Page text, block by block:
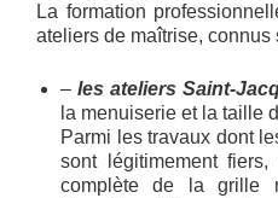
La formation
ateliers de maîtrise, connus
– les ateliers Saint-
la menuiserie et la taille
Parmi les travaux dont
sont légitimement
complète de la grille